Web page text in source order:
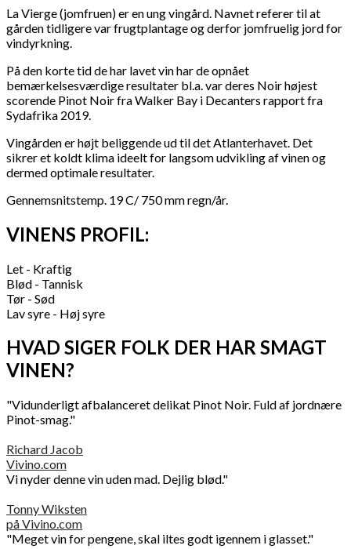
La Vierge (jomfruen) er en ung vingård. Navnet referer til at
gården tidligere var frugtplantage og derfor jomfruelig jord for
vindyrkning.
På den korte tid de har lavet vin har de opnået
bemærkelsesværdige resultater bl.a. var deres Noir højest
scorende Pinot Noir fra Walker Bay i Decanters rapport fra
Sydafrika 2019.
Vingården er højt beliggende ud til det Atlanterhavet. Det
sikrer et koldt klima ideelt for langsom udvikling af vinen og
dermed optimale resultater.
Gennemsnitstemp. 19 C/ 750 mm regn/år.
VINENS PROFIL:
Let - Kraftig
Blød - Tannisk
Tør - Sød
Lav syre - Høj syre
HVAD SIGER FOLK DER HAR SMAGT
VINEN?
"Vidunderligt afbalanceret delikat Pinot Noir. Fuld af jordnære
Pinot-smag."
Richard Jacob
Vivino.com
Vi nyder denne vin uden mad. Dejlig blød."
Tonny Wiksten
på Vivino.com
"Meget vin for pengene, skal iltes godt igennem i glasset."